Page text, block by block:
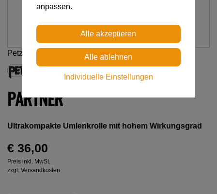
Petzl
PARTNER
Ultrakompakte Umlenkrolle mit hohem Wirkungsgrad
€ 36,00
Preis inkl. MwSt.
zzgl. Versandkosten
anpassen.
Individuelle Einstellungen